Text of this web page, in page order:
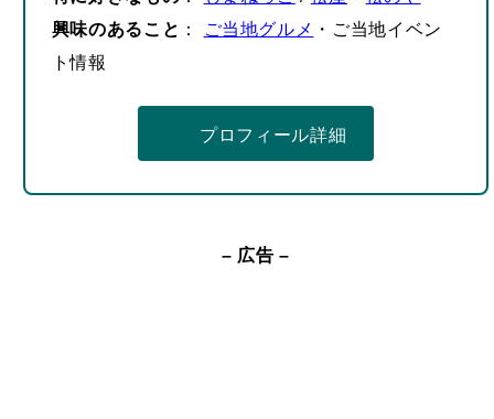
興味のあること ： ご当地グルメ ・ご当地イベン
ト情報
プロフィール詳細
– 広告 –